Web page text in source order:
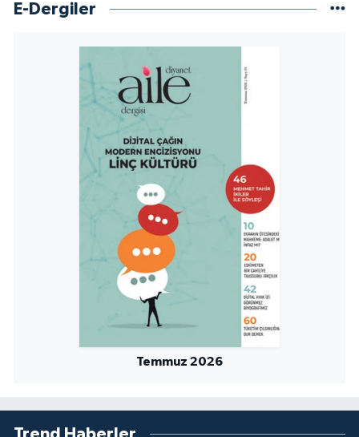
E-Dergiler
Temmuz 2026
Malatya Müftülüğü
Manisa Müftülüğü
Mardin Müftülüğü
Mersin Müftülüğü
Muğla Müftülüğü
Muş Müftülüğü
Nevşehir Müftülüğü
Niğde Müftülüğü
Osmaniye Müftülüğü